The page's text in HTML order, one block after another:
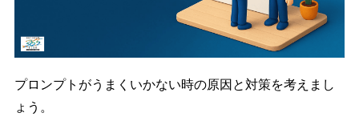
プロンプトがうまくいかない時の原因と対策を考えまし
ょう。